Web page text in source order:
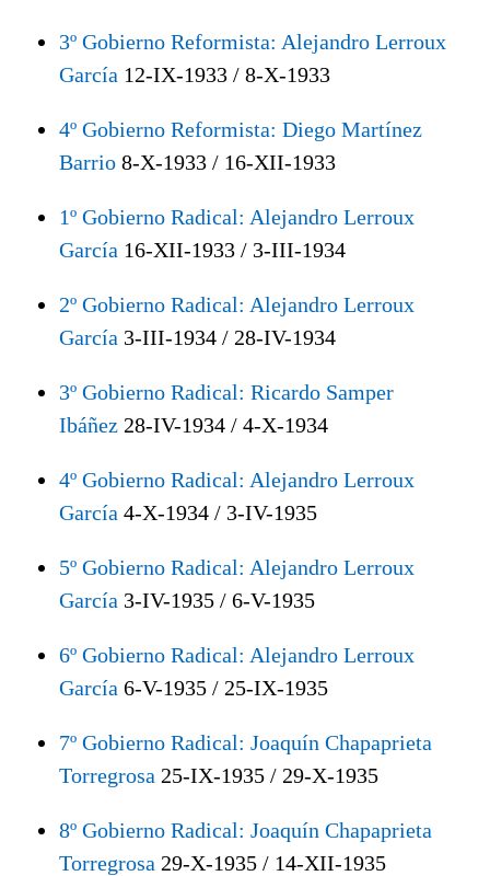
3º Gobierno Reformista: Alejandro Lerroux
García 12-IX-1933 / 8-X-1933
4º Gobierno Reformista: Diego Martínez
Barrio 8-X-1933 / 16-XII-1933
1º Gobierno Radical: Alejandro Lerroux
García 16-XII-1933 / 3-III-1934
2º Gobierno Radical: Alejandro Lerroux
García 3-III-1934 / 28-IV-1934
3º Gobierno Radical: Ricardo Samper
Ibáñez 28-IV-1934 / 4-X-1934
4º Gobierno Radical: Alejandro Lerroux
García 4-X-1934 / 3-IV-1935
5º Gobierno Radical: Alejandro Lerroux
García 3-IV-1935 / 6-V-1935
6º Gobierno Radical: Alejandro Lerroux
García 6-V-1935 / 25-IX-1935
7º Gobierno Radical: Joaquín Chapaprieta
Torregrosa 25-IX-1935 / 29-X-1935
8º Gobierno Radical: Joaquín Chapaprieta
Torregrosa 29-X-1935 / 14-XII-1935